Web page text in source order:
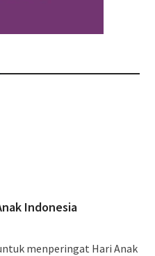
Indonesia
menperingat Hari Anak